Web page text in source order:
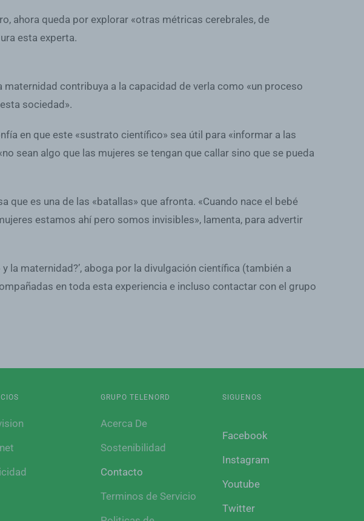
ahora queda por explorar «otras métricas cerebrales, de
esta experta.
contribuya a la capacidad de verla como «un proceso
sociedad».
en que este «sustrato científico» sea útil para «informar a las
sean algo que las mujeres se tengan que callar sino que se pueda
es una de las «batallas» que afronta. «Cuando nace el bebé
estamos ahí pero somos invisibles», lamenta, para advertir
la maternidad?’, aboga por la divulgación científica (también a
en toda esta experiencia e incluso contactar con el grupo
GRUPO TELENORD
Acerca De
Sostenibilidad
Contacto
Terminos de Servicio
SIGUENOS
Facebook
Instagram
Youtube
Twitter